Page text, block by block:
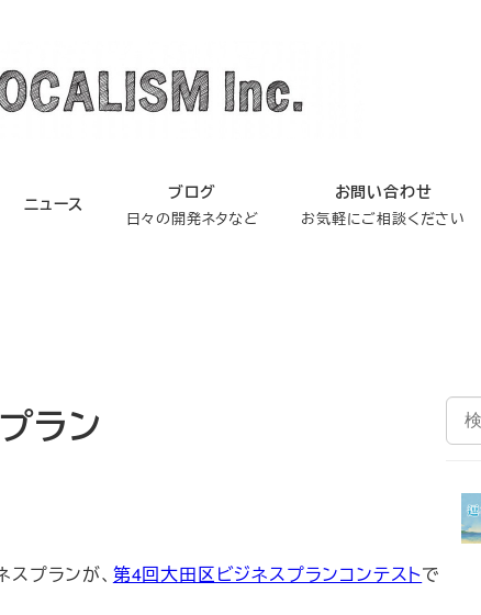
ニュース
ブログ
日々の開発ネタなど
お問い合わせ
お気軽にご相談ください
ラン
プランが、 第4回大田区ビジネスプランコンテストで
検
索